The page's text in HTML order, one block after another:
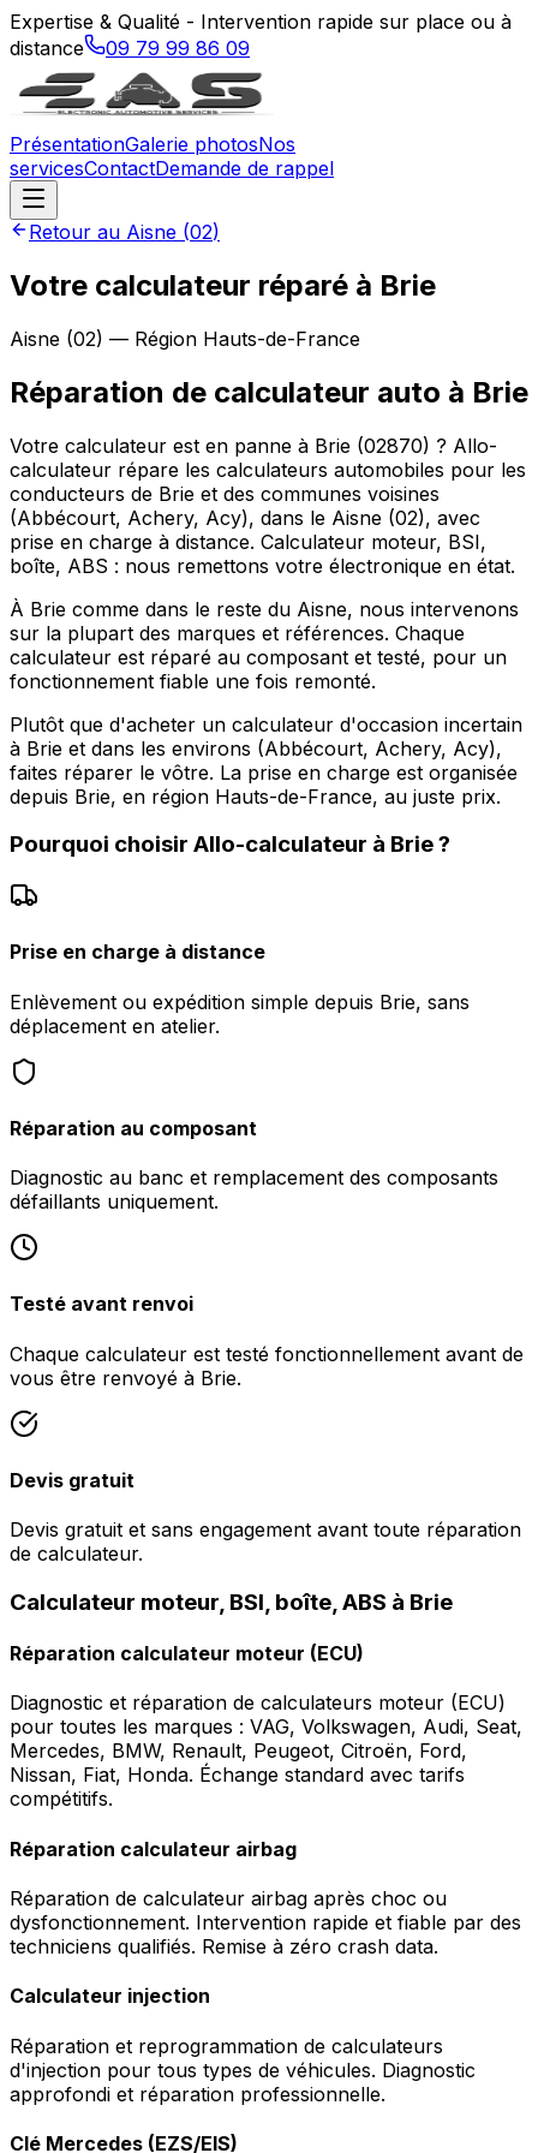
Expertise & Qualité - Intervention rapide sur place ou à
distance
09 79 99 86 09
PrésentationGalerie photosNos
servicesContactDemande de rappel
Retour au Aisne (02)
Votre calculateur réparé à Brie
Aisne (02) — Région Hauts-de-France
Réparation de calculateur auto à Brie
Votre calculateur est en panne à Brie (02870) ? Allo-
calculateur répare les calculateurs automobiles pour les
conducteurs de Brie et des communes voisines
(Abbécourt, Achery, Acy), dans le Aisne (02), avec
prise en charge à distance. Calculateur moteur, BSI,
boîte, ABS : nous remettons votre électronique en état.
À Brie comme dans le reste du Aisne, nous intervenons
sur la plupart des marques et références. Chaque
calculateur est réparé au composant et testé, pour un
fonctionnement fiable une fois remonté.
Plutôt que d'acheter un calculateur d'occasion incertain
à Brie et dans les environs (Abbécourt, Achery, Acy),
faites réparer le vôtre. La prise en charge est organisée
depuis Brie, en région Hauts-de-France, au juste prix.
Pourquoi choisir Allo-calculateur à Brie?
Prise en charge à distance
Enlèvement ou expédition simple depuis Brie, sans
déplacement en atelier.
Réparation au composant
Diagnostic au banc et remplacement des composants
défaillants uniquement.
Testé avant renvoi
Chaque calculateur est testé fonctionnellement avant de
vous être renvoyé à Brie.
Devis gratuit
Devis gratuit et sans engagement avant toute réparation
de calculateur.
Calculateur moteur, BSI, boîte, ABS à Brie
Réparation calculateur moteur (ECU)
Diagnostic et réparation de calculateurs moteur (ECU)
pour toutes les marques : VAG, Volkswagen, Audi, Seat,
Mercedes, BMW, Renault, Peugeot, Citroën, Ford,
Nissan, Fiat, Honda. Échange standard avec tarifs
compétitifs.
Réparation calculateur airbag
Réparation de calculateur airbag après choc ou
dysfonctionnement. Intervention rapide et fiable par des
techniciens qualifiés. Remise à zéro crash data.
Calculateur injection
Réparation et reprogrammation de calculateurs
d'injection pour tous types de véhicules. Diagnostic
approfondi et réparation professionnelle.
Clé Mercedes (EZS/EIS)